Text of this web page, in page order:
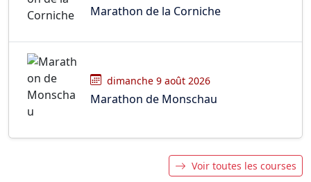
Marathon de la Corniche
dimanche 9 août 2026
Marathon de Monschau
Voir toutes les courses